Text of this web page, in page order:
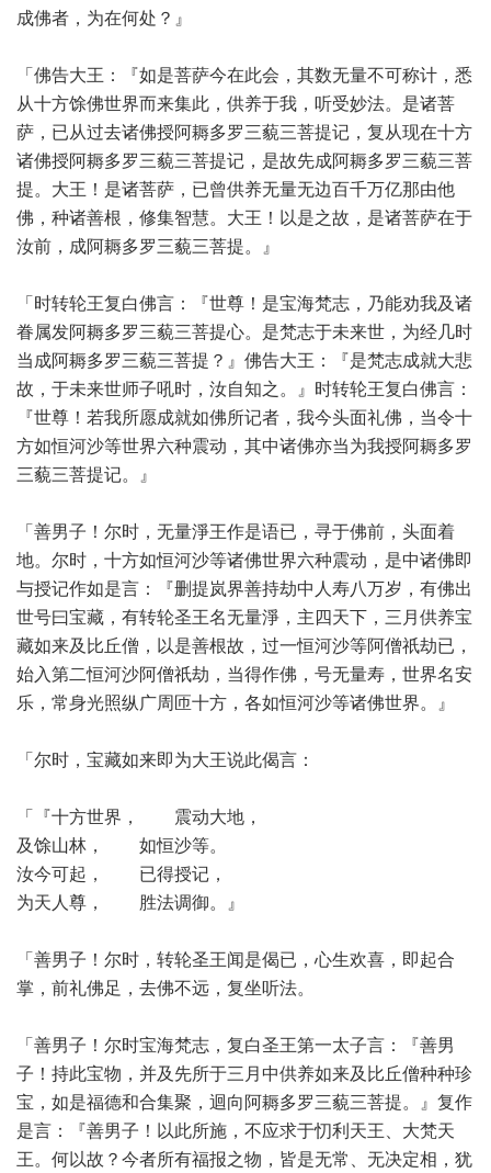
成佛者，为在何处？』
「佛告大王：『如是菩萨今在此会，其数无量不可称计，悉
从十方馀佛世界而来集此，供养于我，听受妙法。是诸菩
萨，已从过去诸佛授阿耨多罗三藐三菩提记，复从现在十方
诸佛授阿耨多罗三藐三菩提记，是故先成阿耨多罗三藐三菩
提。大王！是诸菩萨，已曾供养无量无边百千万亿那由他
佛，种诸善根，修集智慧。大王！以是之故，是诸菩萨在于
汝前，成阿耨多罗三藐三菩提。』
「时转轮王复白佛言：『世尊！是宝海梵志，乃能劝我及诸
眷属发阿耨多罗三藐三菩提心。是梵志于未来世，为经几时
当成阿耨多罗三藐三菩提？』佛告大王：『是梵志成就大悲
故，于未来世师子吼时，汝自知之。』时转轮王复白佛言：
『世尊！若我所愿成就如佛所记者，我今头面礼佛，当令十
方如恒河沙等世界六种震动，其中诸佛亦当为我授阿耨多罗
三藐三菩提记。』
「善男子！尔时，无量淨王作是语已，寻于佛前，头面着
地。尔时，十方如恒河沙等诸佛世界六种震动，是中诸佛即
与授记作如是言：『删提岚界善持劫中人寿八万岁，有佛出
世号曰宝藏，有转轮圣王名无量淨，主四天下，三月供养宝
藏如来及比丘僧，以是善根故，过一恒河沙等阿僧祇劫已，
始入第二恒河沙阿僧祇劫，当得作佛，号无量寿，世界名安
乐，常身光照纵广周匝十方，各如恒河沙等诸佛世界。』
「尔时，宝藏如来即为大王说此偈言：
「『十方世界， 震动大地，
及馀山林， 如恒沙等。
汝今可起， 已得授记，
为天人尊， 胜法调御。』
「善男子！尔时，转轮圣王闻是偈已，心生欢喜，即起合
掌，前礼佛足，去佛不远，复坐听法。
「善男子！尔时宝海梵志，复白圣王第一太子言：『善男
子！持此宝物，并及先所于三月中供养如来及比丘僧种种珍
宝，如是福德和合集聚，迴向阿耨多罗三藐三菩提。』复作
是言：『善男子！以此所施，不应求于忉利天王、大梵天
王。何以故？今者所有福报之物，皆是无常、无决定相，犹